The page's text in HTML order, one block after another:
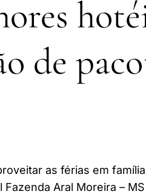
de
as férias em
Aral Moreira –